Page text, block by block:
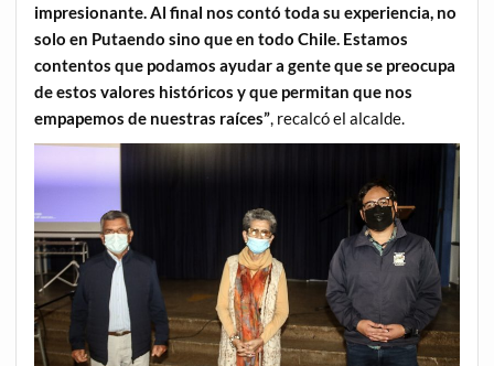
impresionante. Al final nos contó toda su experiencia, no
solo en Putaendo sino que en todo Chile. Estamos
contentos que podamos ayudar a gente que se preocupa
de estos valores históricos y que permitan que nos
empapemos de nuestras raíces”, recalcó el alcalde.